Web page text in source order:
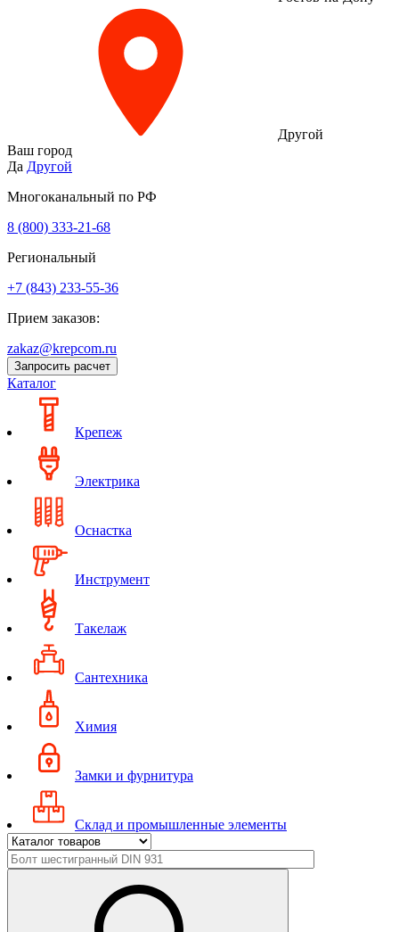
Другой
Ваш город
Да Другой
Многоканальный по РФ
8 (800) 333‑21-68
Региональный
+7 (843) 233-55-36
Прием заказов:
zakaz@krepcom.ru
Запросить расчет
Каталог
Крепеж
Электрика
Оснастка
Инструмент
Такелаж
Сантехника
Химия
Замки и фурнитура
Склад и промышленные элементы